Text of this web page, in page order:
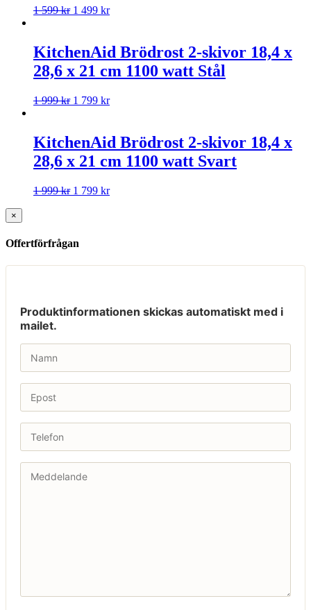
1 599kr 1 499 kr
KitchenAid Brödrost 2-skivor 18,4 x
28,6 x 21 cm 1100 watt Stål
1 999kr 1 799 kr
KitchenAid Brödrost 2-skivor 18,4 x
28,6 x 21 cm 1100 watt Svart
1 999kr 1 799 kr
×
Offertförfrågan
Produktinformationen skickas automatiskt med i
mailet.